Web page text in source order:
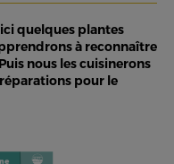
quelques plantes
à reconnaître
nous les cuisinerons
pour le